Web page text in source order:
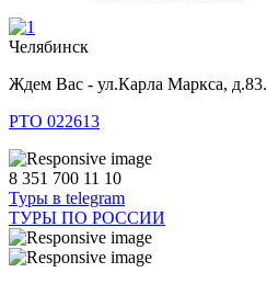
Челябинск
Ждем Вас - ул.Карла Маркса, д.83.
РТО 022613
8 351 700 11 10
Туры в telegram
ТУРЫ ПО РОССИИ